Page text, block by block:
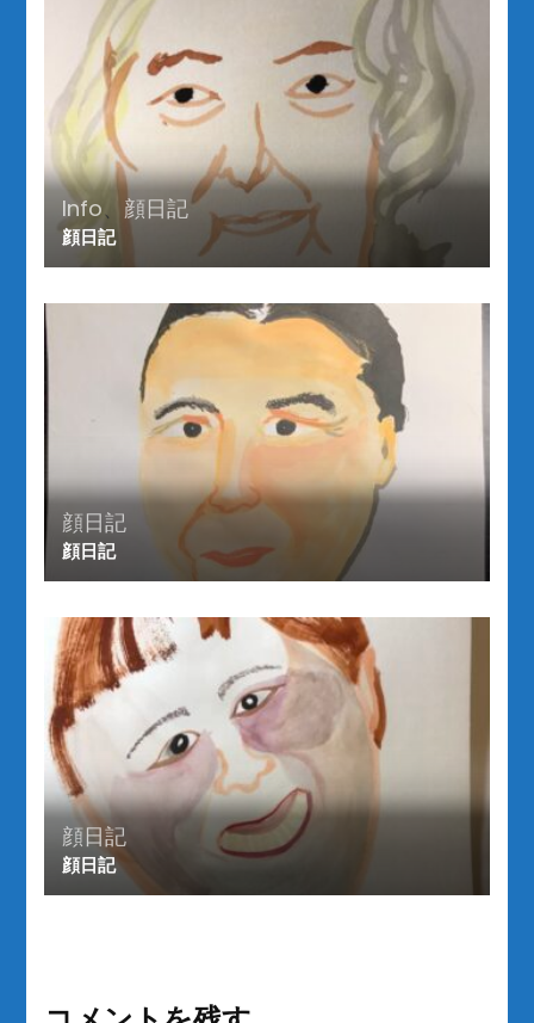
Info、 顔日記
顔日記
顔日記
顔日記
顔日記
顔日記